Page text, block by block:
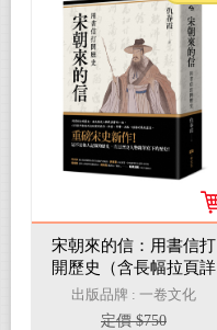
宋朝來的信：用書信打
開歷史（含長幅拉頁詳
現「全書人物關係圖，
人物生卒年及信札索
出版品牌 : 一卷文化
定價 $750